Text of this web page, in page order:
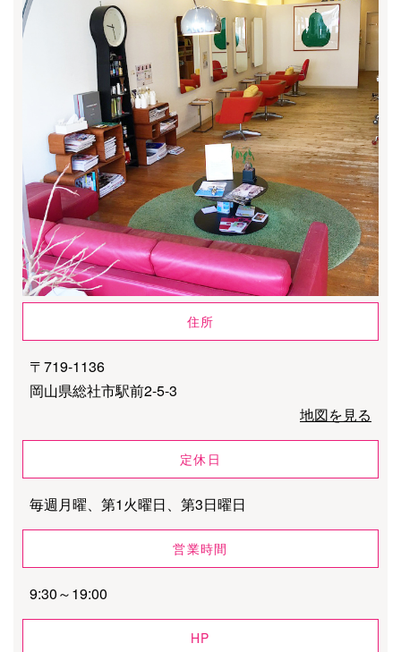
住所
〒719-1136
岡山県総社市駅前2-5-3
地図を見る
定休日
毎週月曜、第1火曜日、第3日曜日
営業時間
9:30～19:00
HP